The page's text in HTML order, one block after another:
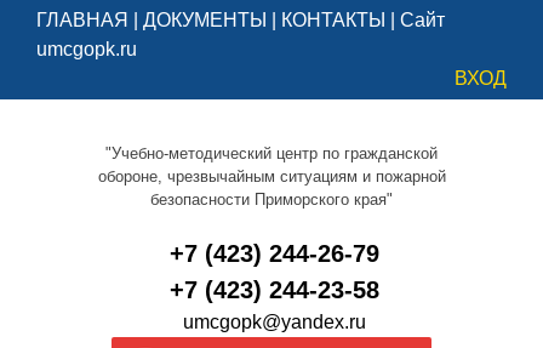
ГЛАВНАЯ ДОКУМЕНТЫ КОНТАКТЫ
Сайт
umcgopk.ru
ВХОД
"Учебно-методический центр по гражданской
обороне, чрезвычайным ситуациям и пожарной
безопасности Приморского края"
+7 (423) 244-26-79
+7 (423) 244-23-58
umcgopk@yandex.ru